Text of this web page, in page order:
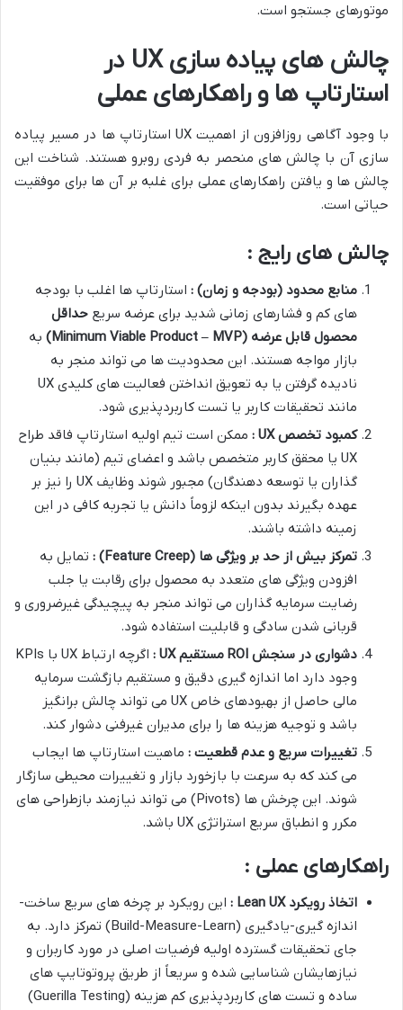
موتورهای جستجو است.
چالش های پیاده سازی UX در
استارتاپ ها و راهکارهای عملی
با وجود آگاهی روزافزون از اهمیت UX استارتاپ ها در مسیر پیاده
سازی آن با چالش های منحصر به فردی روبرو هستند. شناخت این
چالش ها و یافتن راهکارهای عملی برای غلبه بر آن ها برای موفقیت
حیاتی است.
چالش های رایج :
منابع محدود (بودجه و زمان) : استارتاپ ها اغلب با بودجه
های کم و فشارهای زمانی شدید برای عرضه سریع حداقل
محصول قابل عرضه (Minimum Viable Product – MVP)
به
بازار مواجه هستند. این محدودیت ها می تواند منجر به
نادیده گرفتن یا به تعویق انداختن فعالیت های کلیدی UX
مانند تحقیقات کاربر یا تست کاربردپذیری شود.
کمبود تخصصUX
: ممکن است تیم اولیه استارتاپ فاقد طراح
UX یا محقق کاربر متخصص باشد و اعضای تیم (مانند بنیان
گذاران یا توسعه دهندگان) مجبور شوند وظایف UX را نیز بر
عهده بگیرند بدون اینکه لزوماً دانش یا تجربه کافی در این
زمینه داشته باشند.
تمرکز بیش از حد بر ویژگی ها (Feature Creep)
: تمایل به
افزودن ویژگی های متعدد به محصول برای رقابت یا جلب
رضایت سرمایه گذاران می تواند منجر به پیچیدگی غیرضروری و
قربانی شدن سادگی و قابلیت استفاده شود.
دشواری در سنجش
مستقیمUX
:
اگرچه ارتباط UX با KPIs
وجود دارد اما اندازه گیری دقیق و مستقیم بازگشت سرمایه
مالی حاصل از بهبودهای خاص UX می تواند چالش برانگیز
باشد و توجیه هزینه ها را برای مدیران غیرفنی دشوار کند.
تغییرات سریع و عدم قطعیت : ماهیت استارتاپ ها ایجاب
می کند که به سرعت با بازخورد بازار و تغییرات محیطی سازگار
شوند. این چرخش ها (Pivots) می تواند نیازمند بازطراحی های
مکرر و انطباق سریع استراتژی UX باشد.
راهکارهای عملی :
اتخاذ رویکرد Lean UX
: این رویکرد بر چرخه های سریع ساخت-
اندازه گیری-یادگیری (Build-Measure-Learn) تمرکز دارد. به
جای تحقیقات گسترده اولیه فرضیات اصلی در مورد کاربران و
نیازهایشان شناسایی شده و سریعاً از طریق پروتوتایپ های
ساده و تست های کاربردپذیری کم هزینه (Guerilla Testing)